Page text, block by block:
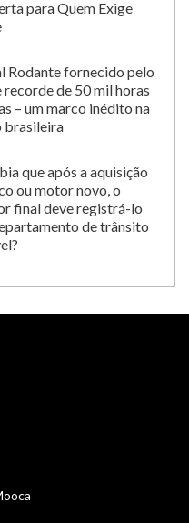
para Quem Exige
Rodante fornecido pelo
de 50 mil horas
– um marco inédito na
brasileira
que após a aquisição
ou motor novo, o
final deve registrá-lo
de trânsito